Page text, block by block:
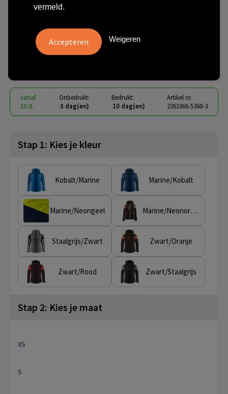
Printer PRIME Prime Softshell
Jas Dames
vanaf
10 st.
Onbedrukt:
3 dag(en)
Bedrukt:
10 dag(en)
Artikel nr.
2261066-5360-3
Stap 1: Kies je kleur
Kobalt/Marine Marine/Kobalt
Marine/Neongeel Marine/Neonoranje
Staalgrijs/Zwart Zwart/Oranje
Zwart/Rood Zwart/Staalgrijs
Stap 2: Kies je maat
XS
S
vermeld.
Weigeren